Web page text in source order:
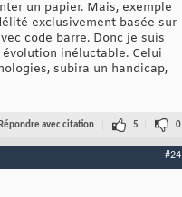
un papier. Mais, exemple
exclusivement basée sur
code barre. Donc je suis
inéluctable. Celui
subira un handicap,
avec citation 5 0
#24